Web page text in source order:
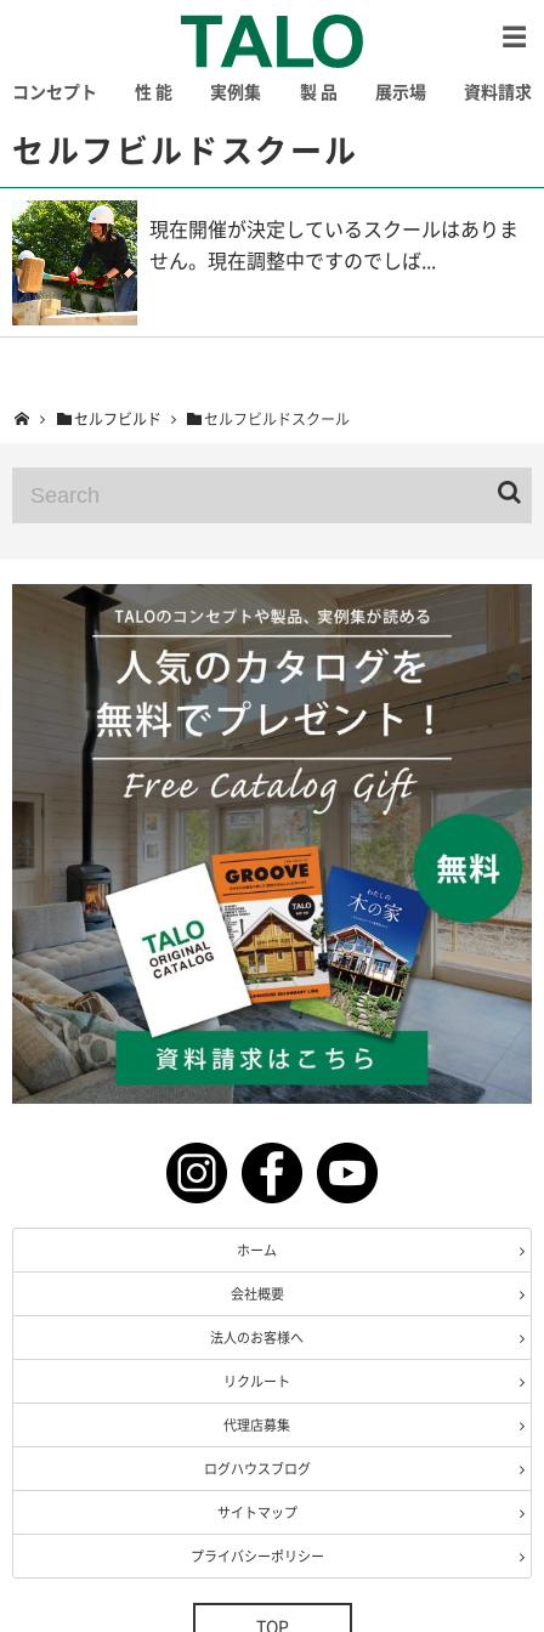
コンセプト 性 能 実例集 製 品 展示場 資料請求
セルフビルドスクール
現在開催が決定しているスクールはありま
せん。現在調整中ですのでしば...
セルフビルド セルフビルドスクール
ホーム
会社概要
法人のお客様へ
リクルート
代理店募集
ログハウスブログ
サイトマップ
プライバシーポリシー
TOP